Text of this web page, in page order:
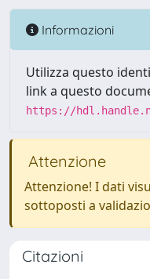
Informazioni
Utilizza questo
link a questo
https://
Attenzione
Attenzione! I dati
sottoposti a
Citazioni